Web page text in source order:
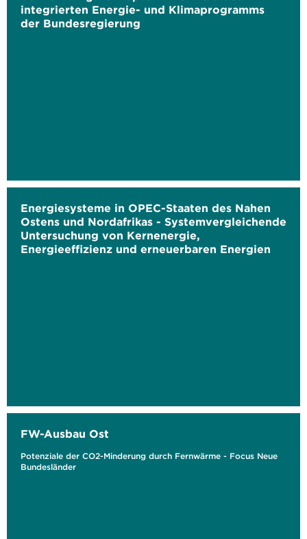
integrierten Energie- und Klimaprogramms
der Bundesregierung
Energiesysteme in OPEC-Staaten des Nahen
Ostens und Nordafrikas - Systemvergleichende
Untersuchung von Kernenergie,
Energieeffizienz und erneuerbaren Energien
FW-Ausbau Ost
Potenziale der CO2-Minderung durch Fernwärme - Focus Neue
Bundesländer